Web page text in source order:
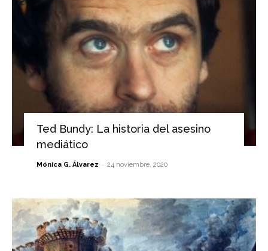
Ted Bundy: La historia del asesino
mediático
Mónica G. Álvarez - 24 noviembre, 2020